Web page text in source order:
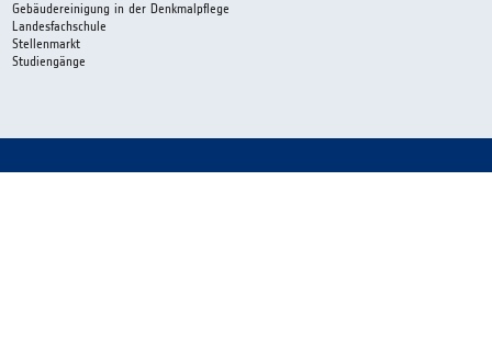
Gebäudereinigung in der Denkmalpflege
Landesfachschule
Stellenmarkt
Studiengänge